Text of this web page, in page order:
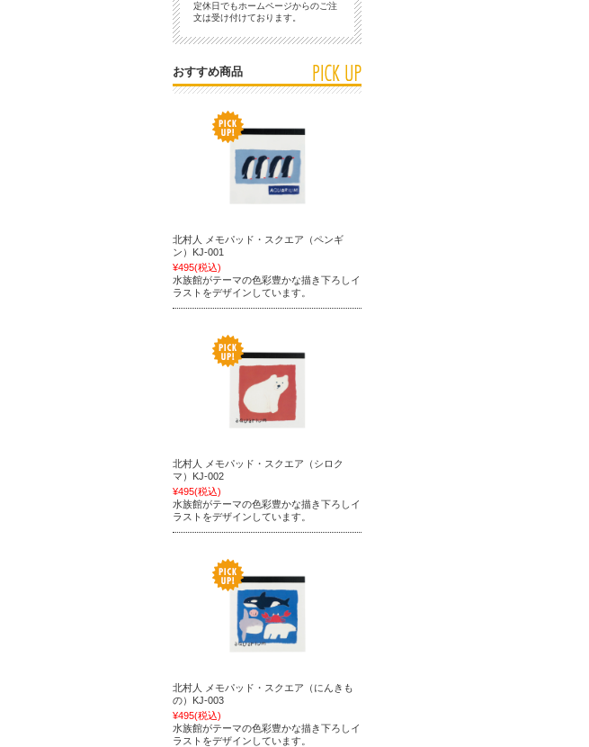
定休日でもホームページからのご注
文は受け付けております。
おすすめ商品
北村人 メモパッド・スクエア（ペンギ
ン）KJ-001
¥495(税込)
水族館がテーマの色彩豊かな描き下ろしイ
ラストをデザインしています。
北村人 メモパッド・スクエア（シロク
マ）KJ-002
¥495(税込)
水族館がテーマの色彩豊かな描き下ろしイ
ラストをデザインしています。
北村人 メモパッド・スクエア（にんきも
の）KJ-003
¥495(税込)
水族館がテーマの色彩豊かな描き下ろしイ
ラストをデザインしています。